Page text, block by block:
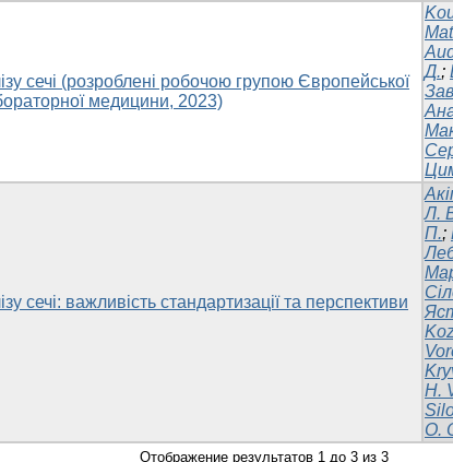
сечі (розроблені робочою групою Європейської
медицини, 2023)
Д.;
сечі: важливість стандартизації та перспективи
Л.
П.;
H.
O.
Отображение результатов 1 до 3 из 3